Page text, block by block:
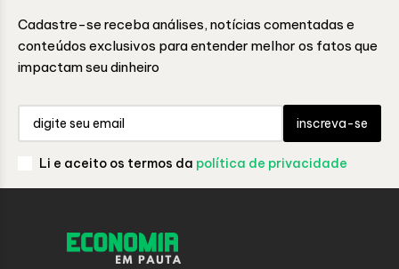
Cadastre-se receba análises, notícias comentadas e
conteúdos exclusivos para entender melhor os fatos que
impactam seu dinheiro
inscreva-se
Li e aceito os termos da política de privacidade